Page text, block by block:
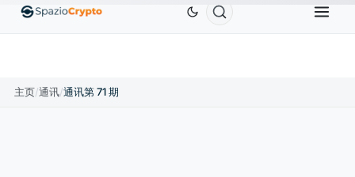
↑1.10% EthereumETHUS$1,880.58 TetherUSDT ↑0.00%
主页/通讯/通讯第 71 期